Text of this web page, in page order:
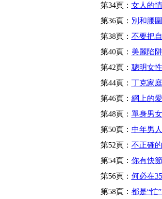
第34頁： 女人的
第36頁： 別和腰
第38頁： 不要把
第40頁： 美麗陷
第42頁： 聰明女
第44頁： 丁克家
第46頁： 網上的
第48頁： 單身男
第50頁： 中年男
第52頁： 不正確
第54頁： 你有快
第56頁： 何必在
第58頁： 都是“忙